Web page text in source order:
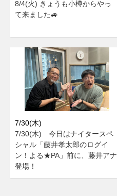
8/4(火) きょうも小樽からやっ
て来ました🚙
7/30(木)
7/30(木) 今日はナイタースペ
シャル「藤井孝太郎のログイ
ン！よる★PA」前に、藤井アナ
登場！